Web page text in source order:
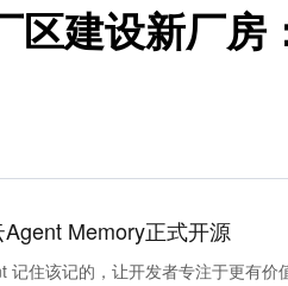
区建设新厂房
Agent Memory正式开源
记住该记的，让开发者专注于更有价